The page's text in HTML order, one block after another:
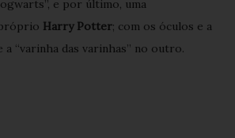
e por último, uma
Harry Potter; com os óculos e a
“varinha das varinhas” no outro.